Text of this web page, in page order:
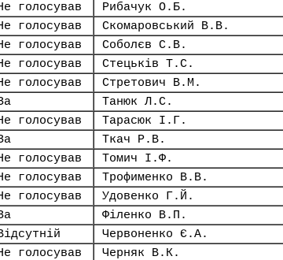
голосував Рибачук О.Б.
голосував Скомаровський В.В.
голосував Соболєв С.В.
голосував Стецьків Т.С.
голосував Стретович В.М.
Танюк Л.С.
голосував Тарасюк І.Г.
Ткач Р.В.
голосував Томич І.Ф.
голосував Трофименко В.В.
голосував Удовенко Г.Й.
Філенко В.П.
Червоненко Є.А.
голосував Черняк В.К.